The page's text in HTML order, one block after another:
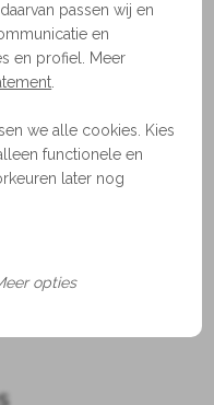
passen wij en
en
en profiel. Meer
we alle cookies. Kies
functionele en
later nog
opties